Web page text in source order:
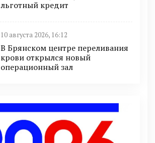
льготный кредит
10 августа 2026, 16:12
В Брянском центре переливания
крови открылся новый
операционный зал